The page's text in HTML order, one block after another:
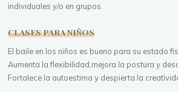
individuales y/o en grupos.
CLASES PARA NIÑOS
El baile en los niños es bueno para su estado
Aumenta la flexibilidad,mejora la postura y
Fortalece la autoestima y despierta la